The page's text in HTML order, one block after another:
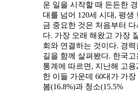
운 일을 시작할 때 든든한
대를 넘어 120세 시대, 평생
금 중요한 것은 처음부터 다
다. 가장 오래 해왔고 가장
회와 연결하는 것이다. 경
길을 함께 살펴봤다. 한국
통계에 따르면, 지난해 고
한 이들 가운데 60대가 가
봄(16.8%)과 청소(15.5%